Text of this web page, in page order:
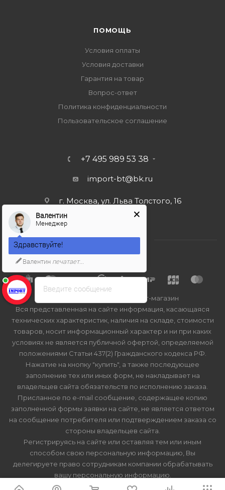
ПОМОЩЬ
Условия оплаты
Условия доставки
Гарантия на товар
Вопрос-ответ
Политика конфиденциальности
Пользовательское соглашение
+7 495 989 53 38
import-bt@bk.ru
г. Москва, ул. Льва Толстого, 16
2026 © Import-bt.ru - интернет-магазин
Вся представленная на сайте информация, касающаяся
технических характеристик, наличия на складе, стоимости
товаров, носит информационный характер и ни при каких
условиях не является публичной офертой, определяемой
положениями Статьи 437(2) Гражданского кодекса РФ.
Нажатие на кнопку "купить", а также последующее
заполнение тех или иных форм, не накладывает на
владельцев сайта обязательств по исполнению заказа.
Присланное по e-mail сообщение, содержащее копию
заполненной формы заявки на сайте, не является ответом
на сообщение потребителя или подтверждением заказа со
стороны владельцев сайта.
Регистрируясь на сайте или оставляя тем или иным
способом свою персональную информацию, Вы
делегируете право сотрудникам компании обрабатывать
вашу персональную информацию.
Введите сообщение
Валентин
Менеджер
Здравствуйте!
Валентин печатает...